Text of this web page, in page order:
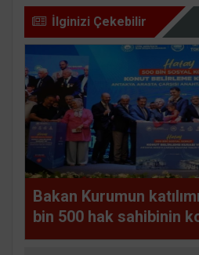
İlginizi Çekebilir
Bakan Kurumun
bin 500 hak sahibinin